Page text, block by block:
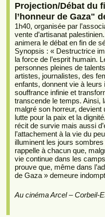
Projection/Débat du
l’honneur de Gaza"
1h40, organisée par
vente d’artisanat
animera le débat en fin de
Synopsis : « Destructrice
la force de l’esprit humain.
personnes pleines de
artistes, journalistes, des
enfants, donnent vie à
souffrance infinie et
transcende le temps. Ainsi,
malgré son horreur, devient
lutte pour la paix et la
récit de survie mais aussi
l’attachement à la vie du
illuminent les jours
rappelle à chacun que,
vie continue dans les
prouve que, même dans
de Gaza » demeure
Au cinéma Arcel – Corbeil-